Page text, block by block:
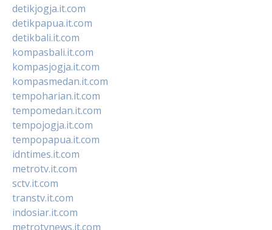
detikjogja.it.com
detikpapua.it.com
detikbali.it.com
kompasbali.it.com
kompasjogja.it.com
kompasmedan.it.com
tempoharian.it.com
tempomedan.it.com
tempojogja.it.com
tempopapua.it.com
idntimes.it.com
metrotv.it.com
sctv.it.com
transtv.it.com
indosiar.it.com
metrotvnews.it.com